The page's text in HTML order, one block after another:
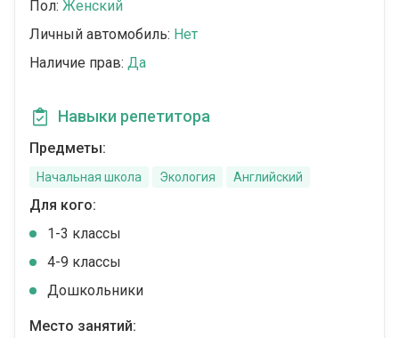
Пол: Женский
Личный автомобиль: Нет
Наличие прав: Да
Навыки репетитора
Предметы:
Начальная школа Экология Английский
Для кого:
1-3 классы
4-9 классы
Дошкольники
Место занятий: